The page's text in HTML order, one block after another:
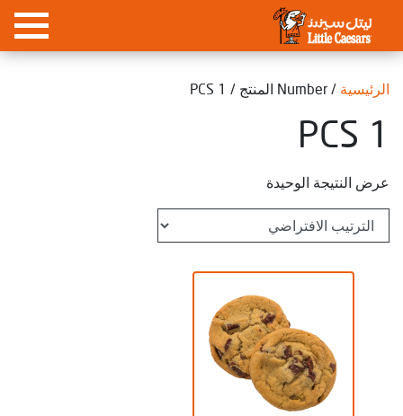
الرئيسية / Number المنتج / 1 PCS
1 PCS
عرض النتيجة الوحيدة